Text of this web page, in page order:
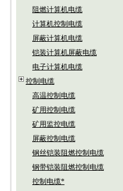
阻燃计算机电缆
计算机控制电缆
屏蔽计算机电缆
铠装计算机屏蔽电缆
电子计算机电缆
控制电缆
高温控制电缆
矿用控制电缆
矿用监控电缆
屏蔽控制电缆
钢丝铠装阻燃控制电缆
钢带铠装阻燃控制电缆
控制电缆*